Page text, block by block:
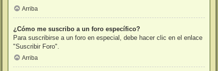
Arriba
¿Cómo me suscribo a un foro específico?
Para suscribirse a un foro en especial, debe hacer clic en el enlace
"Suscribir Foro".
Arriba